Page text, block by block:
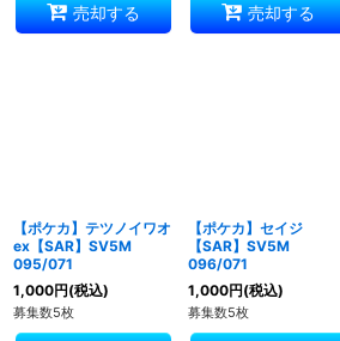
売却する 売却する
【ポケカ】テツノイワオ
ex【SAR】SV5M
095/071
1,000円(税込)
募集数5枚
【ポケカ】セイジ
【SAR】SV5M
096/071
1,000円(税込)
募集数5枚